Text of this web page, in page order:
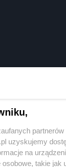
partnerów
uzyskujemy
na
takie jak